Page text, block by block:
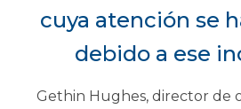
cuya atención se
debido a ese
Gethin Hughes, director de